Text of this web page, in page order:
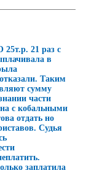
21 раз с
в
Таким
сумму
части
с кобальными
отдать но
Судья
заплатила